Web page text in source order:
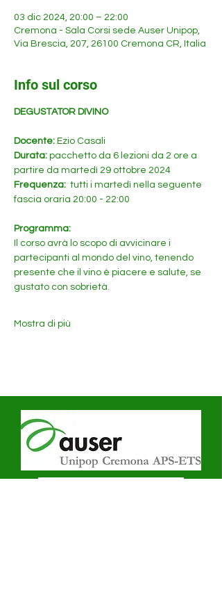
03 dic 2024, 20:00 – 22:00
Cremona - Sala Corsi sede Auser Unipop,
Via Brescia, 207, 26100 Cremona CR, Italia
Info sul corso
DEGUSTATOR DIVINO
Docente: Ezio Casali
Durata: pacchetto da 6 lezioni da 2 ore a
partire da martedì 29 ottobre 2024
Frequenza: tutti i martedì nella seguente
fascia oraria 20:00 - 22:00
Programma:
Il corso avrà lo scopo di avvicinare i
partecipanti al mondo del vino, tenendo
presente che il vino è piacere e salute, se
gustato con sobrietà.
Mostra di più